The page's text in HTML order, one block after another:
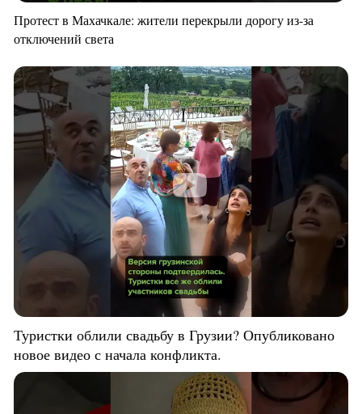
Протест в Махачкале: жители перекрыли дорогу из-за
отключений света
Туристки облили свадьбу в Грузии? Опубликовано
новое видео с начала конфликта.